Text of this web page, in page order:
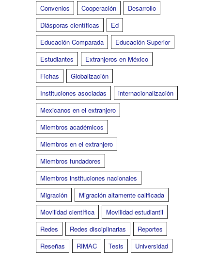
Convenios
Cooperación
Desarrollo
Diásporas científicas
Ed
Educación Comparada
Educación Superior
Estudiantes
Extranjeros en México
Fichas
Globalización
Instituciones asociadas
internacionalización
Mexicanos en el extranjero
Miembros académicos
Miembros en el extranjero
Miembros fundadores
Miembros instituciones nacionales
Migración
Migración altamente calificada
Movilidad científica
Movilidad estudiantil
Redes
Redes disciplinarias
Reportes
Reseñas
RIMAC Tesis Universidad